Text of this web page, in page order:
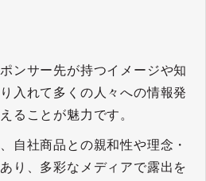
ンサー先が持つイメージや知
入れて多くの人々への情報発
ることが魅力です。
自社商品との親和性や理念・
り、多彩なメディアで露出を